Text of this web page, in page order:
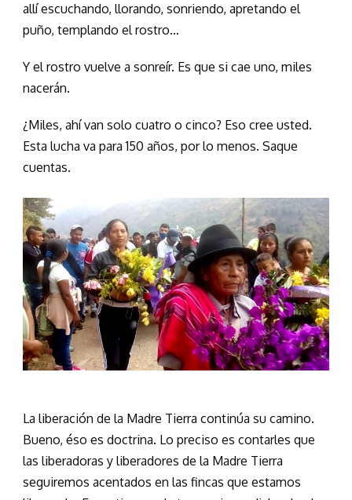
allí escuchando, llorando, sonriendo, apretando el
puño, templando el rostro…
Y el rostro vuelve a sonreír. Es que si cae uno, miles
nacerán.
¿Miles, ahí van solo cuatro o cinco? Eso cree usted.
Esta lucha va para 150 años, por lo menos. Saque
cuentas.
La liberación de la Madre Tierra continúa su camino.
Bueno, éso es doctrina. Lo preciso es contarles que
las liberadoras y liberadores de la Madre Tierra
seguiremos acentados en las fincas que estamos